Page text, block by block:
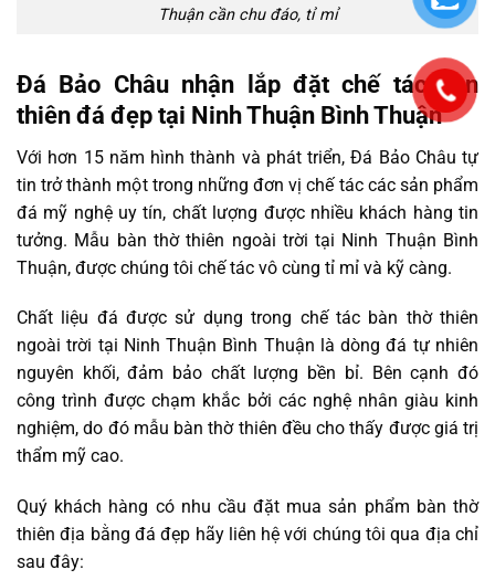
Thuận cần chu đáo, tỉ mỉ
Đá Bảo Châu nhận lắp đặt chế tác bàn
thiên đá đẹp tại Ninh Thuận Bình Thuận
Với hơn 15 năm hình thành và phát triển, Đá Bảo Châu tự
tin trở thành một trong những đơn vị chế tác các sản phẩm
đá mỹ nghệ uy tín, chất lượng được nhiều khách hàng tin
tưởng. Mẫu bàn thờ thiên ngoài trời tại Ninh Thuận Bình
Thuận, được chúng tôi chế tác vô cùng tỉ mỉ và kỹ càng.
Chất liệu đá được sử dụng trong chế tác bàn thờ thiên
ngoài trời tại Ninh Thuận Bình Thuận là dòng đá tự nhiên
nguyên khối, đảm bảo chất lượng bền bỉ. Bên cạnh đó
công trình được chạm khắc bởi các nghệ nhân giàu kinh
nghiệm, do đó mẫu bàn thờ thiên đều cho thấy được giá trị
thẩm mỹ cao.
Quý khách hàng có nhu cầu đặt mua sản phẩm bàn thờ
thiên địa bằng đá đẹp hãy liên hệ với chúng tôi qua địa chỉ
sau đây: